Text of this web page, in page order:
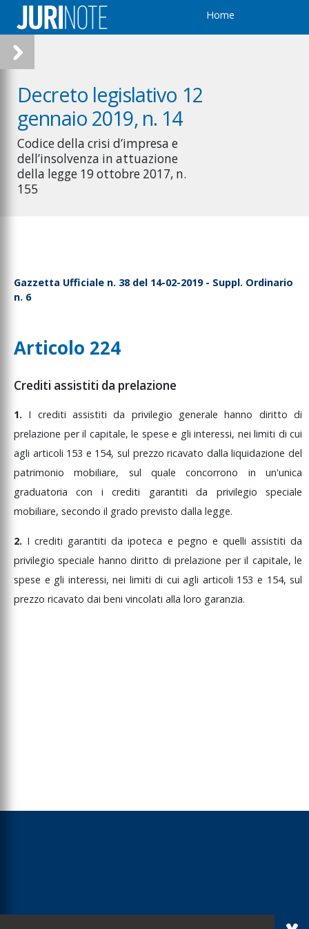
Home
Decreto legislativo 12
gennaio 2019, n. 14
Codice della crisi d’impresa e
dell’insolvenza in attuazione
della legge 19 ottobre 2017, n.
155
Gazzetta Ufficiale n. 38 del 14-02-2019 - Suppl. Ordinario
n. 6
Articolo 224
Crediti assistiti da prelazione
1. I creditiassistitida privilegio generalehanno dirittodi
prelazione peril capitale, le spese e gli interessi, nei limiti di cui
agli articoli 153 e 154,sul prezzoricavato dallaliquidazionedel
patrimoniomobiliare, sulqualeconcorrono inun'unica
graduatoriacon icrediti garantitida privilegiospeciale
mobiliare, secondo il grado previsto dalla legge.
2. Icrediti garantitidaipoteca e pegno e quelli assistitida
privilegiospeciale hannodiritto diprelazione peril capitale,le
spese e gli interessi,nei limitidi cuiagli articoli 153e 154,sul
prezzo ricavato dai beni vincolati alla loro garanzia.